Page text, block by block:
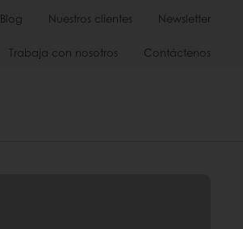
Blog Nuestros clientes Newsletter
Trabaja con nosotros Contáctenos